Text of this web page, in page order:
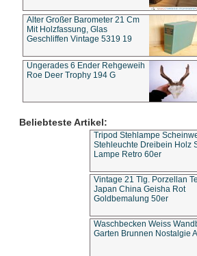
Alter Großer Barometer 21 Cm
Mit Holzfassung, Glas
Geschliffen Vintage 5319 19
Ungerades 6 Ender Rehgeweih
Roe Deer Trophy 194 G
Beliebteste Artikel:
Tripod Stehlampe
Stehleuchte Dreibein Holz
Lampe Retro 60er
Vintage 21 Tlg. Porzellan
Japan China Geisha Rot
Goldbemalung 50er
Waschbecken Weiss
Garten Brunnen Nostalgie